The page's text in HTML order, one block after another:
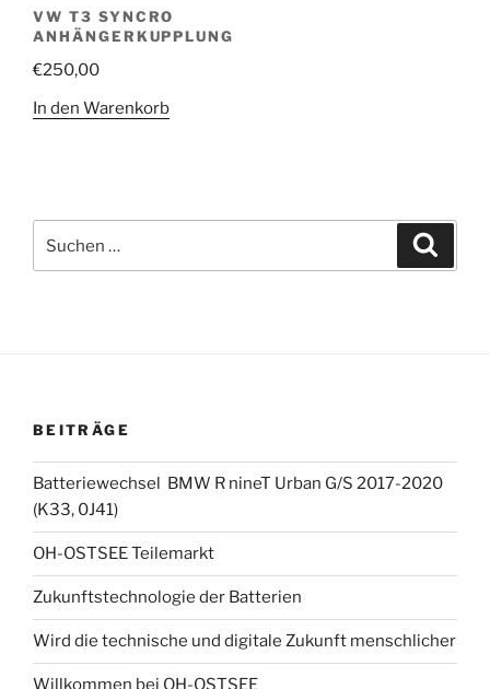
VW T3 SYNCRO
ANHÄNGERKUPPLUNG
€250,00
In den Warenkorb
nach:
BEITRÄGE
Batteriewechsel BMW R nineT Urban G/S 2017-2020
(K33, 0J41)
OH-OSTSEE Teilemarkt
Zukunftstechnologie der Batterien
Wird die technische und digitale Zukunft menschlicher
Willkommen bei OH-OSTSEE